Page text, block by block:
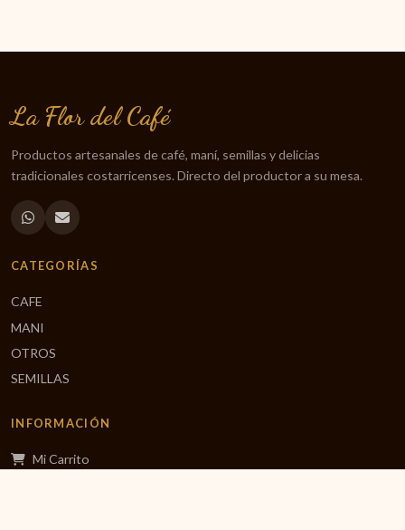
La Flor del Café
Productos artesanales de café, maní, semillas y delicias
tradicionales costarricenses. Directo del productor a su mesa.
CATEGORÍAS
CAFE
MANI
OTROS
SEMILLAS
INFORMACIÓN
Mi Carrito